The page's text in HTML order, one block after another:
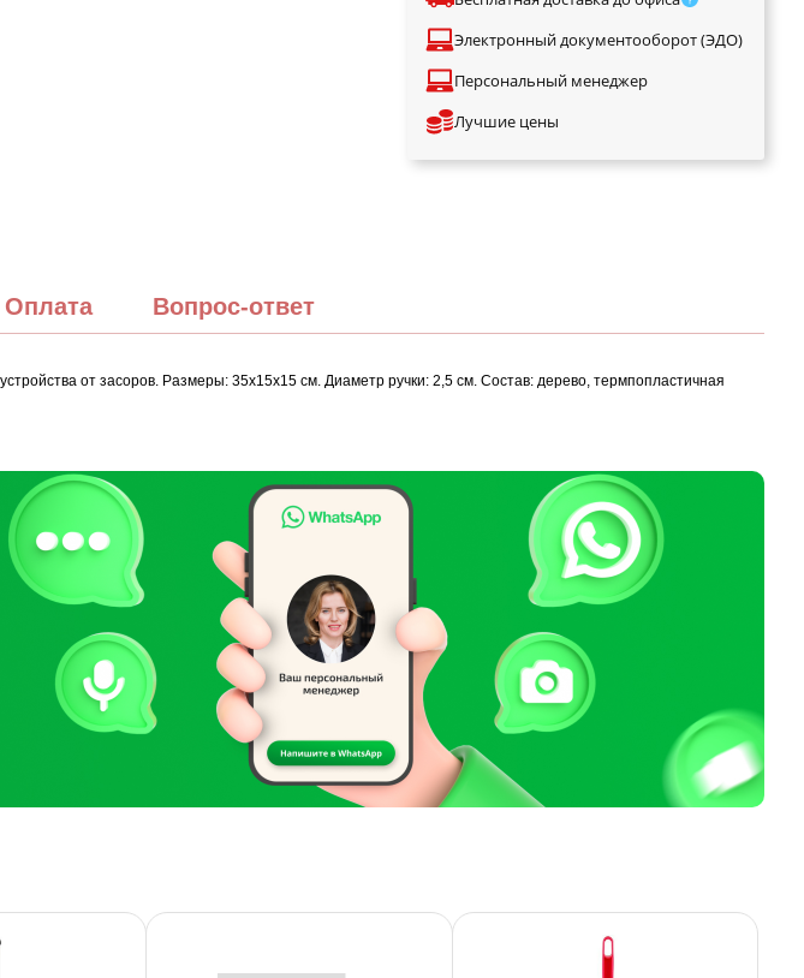
Электронный документооборот (ЭДО)
Персональный менеджер
Лучшие цены
Оплата Вопрос-ответ
от засоров. Размеры: 35х15х15 см. Диаметр ручки: 2,5 см. Состав: дерево, термпопластичная